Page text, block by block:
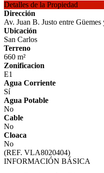
Detalles de la Propiedad
Dirección
Av. Juan B. Justo entre
Ubicación
San Carlos
Terreno
660 m²
Zonificacion
E1
Agua Corriente
Sí
Agua Potable
No
Cable
No
Cloaca
No
(REF. VLA8020404)
INFORMACIÓN BÁSICA